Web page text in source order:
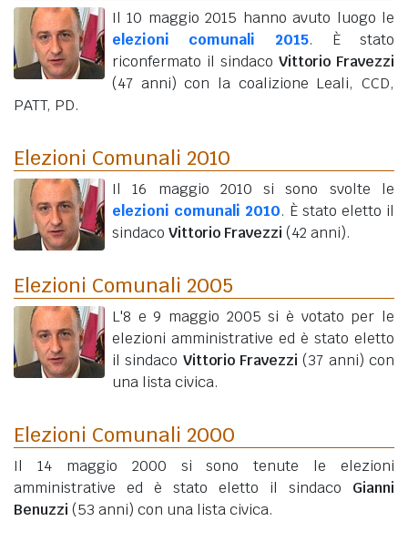
Il 10 maggio 2015 hanno avuto luogo le
elezioni comunali 2015. È stato
riconfermato il sindaco Vittorio Fravezzi
(47 anni) con la coalizione Leali, CCD,
PATT, PD.
Elezioni Comunali 2010
Il 16 maggio 2010 si sono svolte le
elezioni comunali 2010. È stato eletto il
sindaco Vittorio Fravezzi (42 anni).
Elezioni Comunali 2005
L'8 e 9 maggio 2005 si è votato per le
elezioni amministrative ed è stato eletto
il sindaco Vittorio Fravezzi (37 anni) con
una lista civica.
Elezioni Comunali 2000
Il 14 maggio 2000 si sono tenute le elezioni
amministrative ed è stato eletto il sindaco Gianni
Benuzzi (53 anni) con una lista civica.